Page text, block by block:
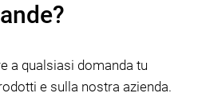
a qualsiasi domanda tu
e sulla nostra azienda.